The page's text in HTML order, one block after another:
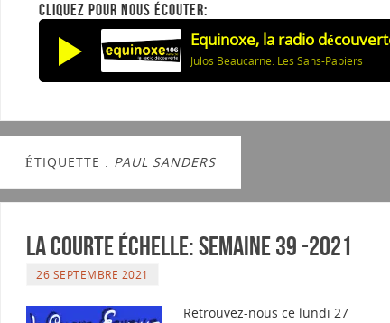
CLIQUEZ POUR NOUS ÉCOUTER:
Equinoxe, la radio
Julos Beaucarne: Les Sans-Papiers
ÉTIQUETTE : PAUL SANDERS
La courte échelle: semaine 39 -2021
26 SEPTEMBRE 2021
Retrouvez-nous ce lundi 27